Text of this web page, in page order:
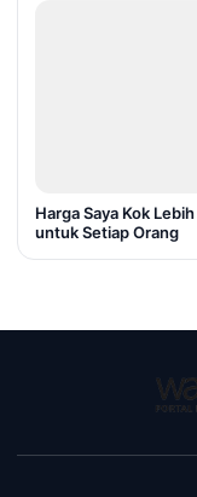
Harga Saya Kok
untuk Setiap Orang